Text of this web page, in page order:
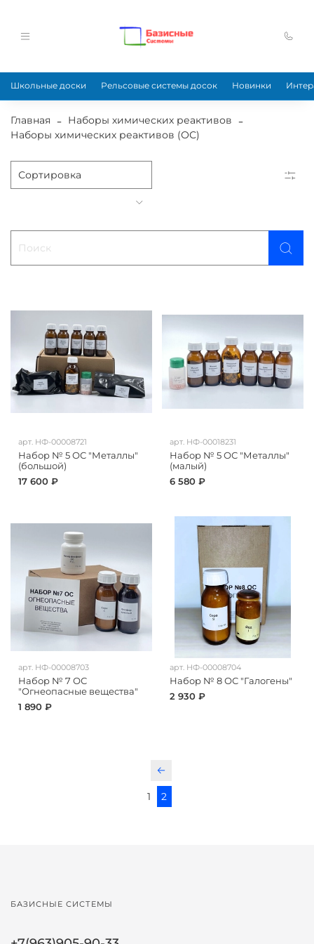
Школьные доски Рельсовые системы досок Новинки
Главная
Наборы химических реактивов
Наборы химических реактивов (ОС)
арт. НФ-00008721
Набор № 5 ОС "Металлы"
(большой)
17 600 ₽
арт. НФ-00018231
Набор № 5 ОС "Металлы"
(малый)
6 580 ₽
арт. НФ-00008703
Набор № 7 ОС
"Огнеопасные вещества"
1 890 ₽
арт. НФ-00008704
Набор № 8 ОС "Галогены"
2 930 ₽
1 2
БАЗИСНЫЕ СИСТЕМЫ